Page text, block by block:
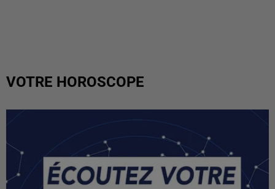
VOTRE HOROSCOPE